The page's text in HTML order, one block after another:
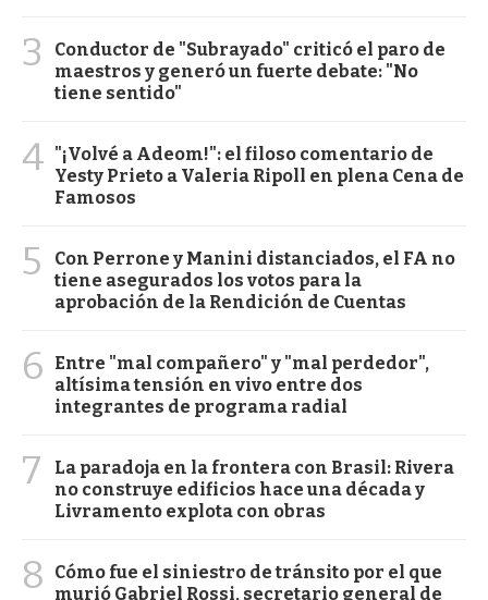
3
Conductor de "Subrayado" criticó el paro de
maestros y generó un fuerte debate: "No
tiene sentido"
4 "¡Volvé a Adeom!": el filoso comentario de
Yesty Prieto a Valeria Ripoll en plena Cena de
Famosos
5
Con Perrone y Manini distanciados, el FA no
tiene asegurados los votos para la
aprobación de la Rendición de Cuentas
6
Entre "mal compañero" y "mal perdedor",
altísima tensión en vivo entre dos
integrantes de programa radial
7
La paradoja en la frontera con Brasil: Rivera
no construye edificios hace una década y
Livramento explota con obras
8
Cómo fue el siniestro de tránsito por el que
murió Gabriel Rossi, secretario general de